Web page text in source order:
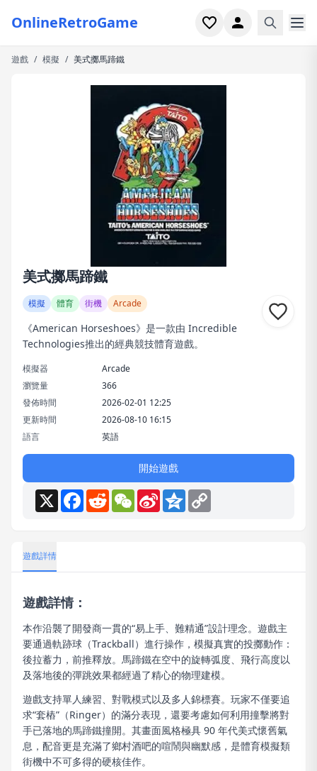
OnlineRetroGame
首頁
遊戲專題
最近玩過
遊戲 / 模擬 / 美式擲馬蹄鐵
美式擲馬蹄鐵
模擬 體育 街機 Arcade
《American Horseshoes》是一款由 Incredible
Technologies推出的經典競技體育遊戲。
模擬器
Arcade
瀏覽量
366
發佈時間
2026-02-01 12:25
更新時間
2026-08-10 16:15
語言
英語
開始遊戲
X Facebook
RedditWeChat
Sina
Weibo
Qzone
遊戲詳情
遊戲詳情：
本作沿襲了開發商一貫的“易上手、難精通”設計理念。遊戲主
要通過軌跡球（Trackball）進行操作，模擬真實的投擲動作：
後拉蓄力，前推釋放。馬蹄鐵在空中的旋轉弧度、飛行高度以
及落地後的彈跳效果都經過了精心的物理建模。
遊戲支持單人練習、對戰模式以及多人錦標賽。玩家不僅要追
求“套樁”（Ringer）的滿分表現，還要考慮如何利用撞擊將對
手已落地的馬蹄鐵撞開。其畫面風格極具 90 年代美式懷舊氣
息，配音更是充滿了鄉村酒吧的喧鬧與幽默感，是體育模擬類
街機中不可多得的硬核佳作。